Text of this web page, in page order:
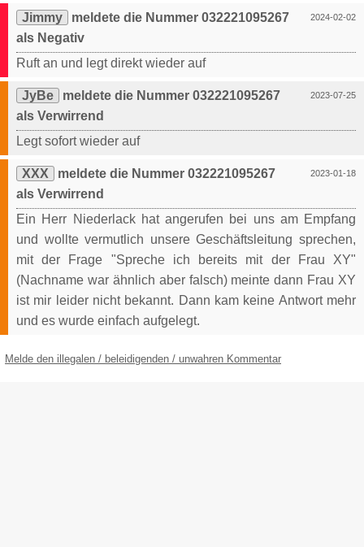
2024-02-02
Jimmy
meldete die Nummer 032221095267
als Negativ
Ruft an und legt direkt wieder auf
2023-07-25
JyBe
meldete die Nummer 032221095267
als Verwirrend
Legt sofort wieder auf
2023-01-18
XXX
meldete die Nummer 032221095267
als Verwirrend
Ein Herr Niederlack hat angerufen bei uns am Empfang
und wollte vermutlich unsere Geschäftsleitung sprechen,
mit der Frage "Spreche ich bereits mit der Frau XY"
(Nachname war ähnlich aber falsch) meinte dann Frau XY
ist mir leider nicht bekannt. Dann kam keine Antwort mehr
und es wurde einfach aufgelegt.
Melde den illegalen / beleidigenden / unwahren Kommentar